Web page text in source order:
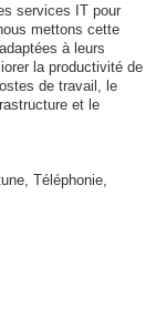
services IT pour
mettons cette
à leurs
la productivité de
de travail, le
et le
Téléphonie,